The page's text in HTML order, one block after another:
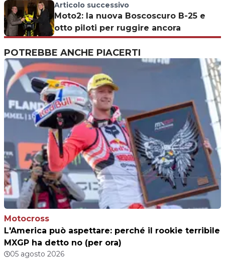
Articolo successivo
Moto2: la nuova Boscoscuro B-25 e
otto piloti per ruggire ancora
POTREBBE ANCHE PIACERTI
Motocross
L'America può aspettare: perché il rookie terribile
MXGP ha detto no (per ora)
05 agosto 2026